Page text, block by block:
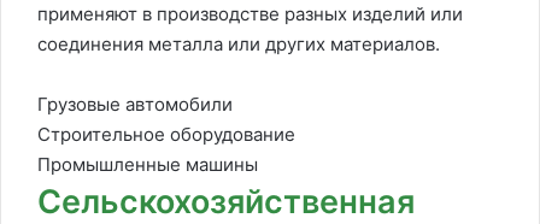
применяют в производстве разных изделий или
соединения металла или других материалов.
Грузовые автомобили
Строительное оборудование
Промышленные машины
Сельскохозяйственная